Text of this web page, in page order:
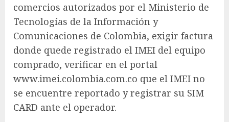
comercios autorizados por el Ministerio de
Tecnologías de la Información y
Comunicaciones de Colombia, exigir factura
donde quede registrado el IMEI del equipo
comprado, verificar en el portal
www.imei.colombia.com.co que el IMEI no
se encuentre reportado y registrar su SIM
CARD ante el operador.